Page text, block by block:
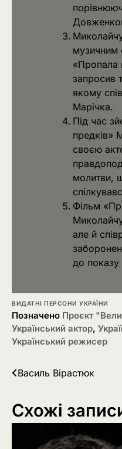
музичним
«Пропала
запросив
якому
Марічка.
Під час
предків»
своєю
молитви,
Фільм
але й
до показу
ВИДАТНІ ПЕРСОНИ УКРАЇНИ
Позначено Проєкт
Український актор,
Український режисер
Навігація
Василь Вірастюк
Схожі